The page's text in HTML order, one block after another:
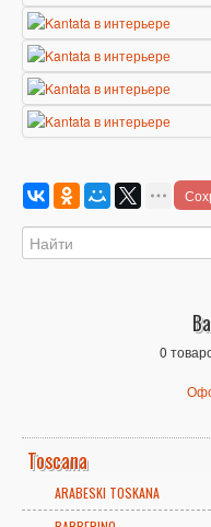
0
Toscana
ARABESKI TOSKANA